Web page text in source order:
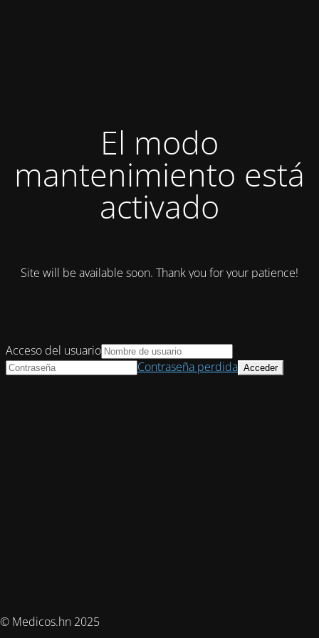
El modo
mantenimiento está
activado
Site will be available soon. Thank you for your patience!
© Medicos.hn 2025
Acceso del usuario
Contraseña perdida